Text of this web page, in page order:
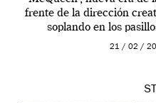
frente de la dirección
soplando en los
McQueen se
21 / 02 /